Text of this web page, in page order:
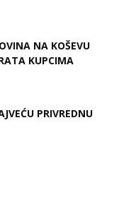
NA KOŠEVU
KUPCIMA
PRIVREDNU